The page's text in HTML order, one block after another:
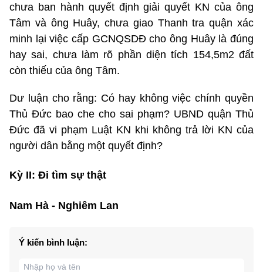
chưa ban hành quyết định giải quyết KN của ông
Tâm và ông Huây, chưa giao Thanh tra quận xác
minh lại việc cấp GCNQSDĐ cho ông Huây là đúng
hay sai, chưa làm rõ phần diện tích 154,5m2 đất
còn thiếu của ông Tâm.
Dư luận cho rằng: Có hay không việc chính quyền
Thủ Đức bao che cho sai phạm? UBND quận Thủ
Đức đã vi phạm Luật KN khi không trả lời KN của
người dân bằng một quyết định?
Kỳ II: Đi tìm sự thật
Nam Hà - Nghiêm Lan
Ý kiến bình luận: